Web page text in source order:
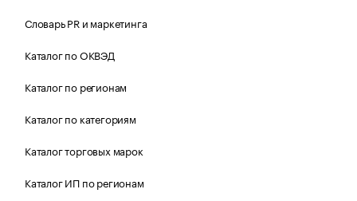
Словарь PR и маркетинга
Каталог по ОКВЭД
Каталог по регионам
Каталог по категориям
Каталог торговых марок
Каталог ИП по регионам